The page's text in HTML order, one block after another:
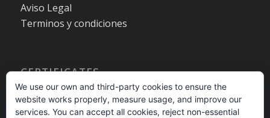
Aviso Legal
Terminos y condiciones
CERTIFICATES
Cookies policy
Legal warning
We use our own and third-party cookies to ensure the
website works properly, measure usage, and improve our
services. You can accept all cookies, reject non-essential